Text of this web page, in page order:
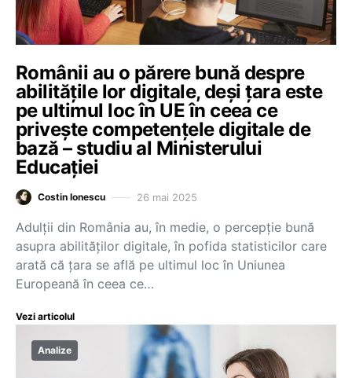
Românii au o părere bună despre
abilitățile lor digitale, deși țara este
pe ultimul loc în UE în ceea ce
privește competențele digitale de
bază – studiu al Ministerului
Educației
Costin Ionescu 26 mai 2025
Adulții din România au, în medie, o percepție bună
asupra abilităților digitale, în pofida statisticilor care
arată că țara se află pe ultimul loc în Uniunea
Europeană în ceea ce…
Vezi articolul
Analize